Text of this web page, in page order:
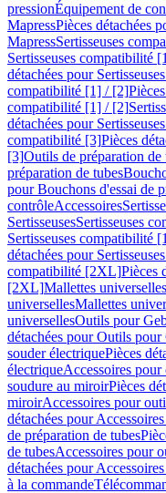
pressionÉquipement de
MapressPièces détachées
MapressSertisseuses
Sertisseuses compatibilité
détachées pour
compatibilité [1] / [2]
compatibilité [1] / [2]
détachées pour
compatibilité [3]Pièces
[3]Outils de préparation de
préparation de tubes
pour Bouchons d'essai de
contrôleAccessoires
SertisseusesSertisseuses
Sertisseuses compatibilité
détachées pour
compatibilité [2XL]Pièces
[2XL]Mallettes universelles
universellesMallettes
universellesOutils pour
détachées pour Outils
souder électriquePièces
électriqueAccessoires
soudure au miroirPièces
miroirAccessoires pour
détachées pour
de préparation de tubes
de tubesAccessoires pour
détachées pour
à la commande